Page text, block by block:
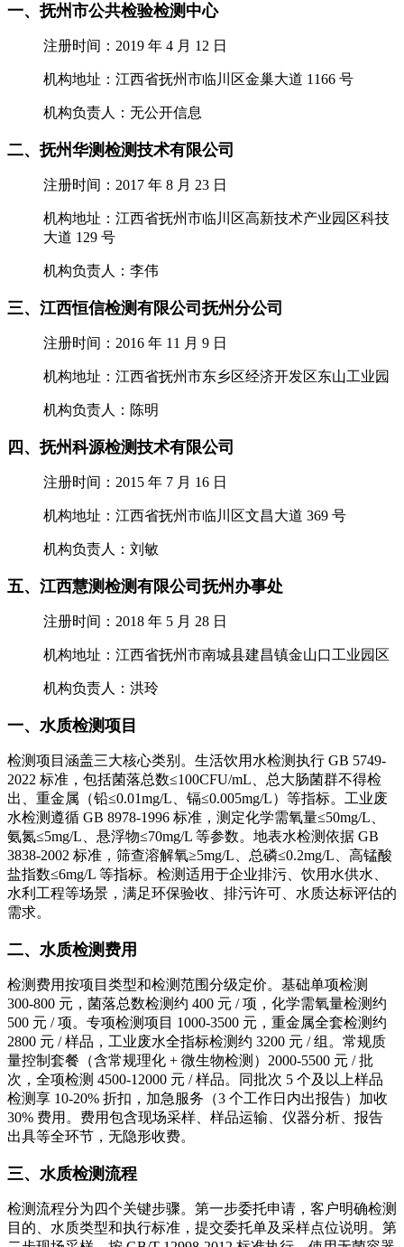
一、抚州市公共检验检测中心
注册时间：2019 年 4 月 12 日
机构地址：江西省抚州市临川区金巢大道 1166 号
机构负责人：无公开信息
二、抚州华测检测技术有限公司
注册时间：2017 年 8 月 23 日
机构地址：江西省抚州市临川区高新技术产业园区科技
大道 129 号
机构负责人：李伟
三、江西恒信检测有限公司抚州分公司
注册时间：2016 年 11 月 9 日
机构地址：江西省抚州市东乡区经济开发区东山工业园
机构负责人：陈明
四、抚州科源检测技术有限公司
注册时间：2015 年 7 月 16 日
机构地址：江西省抚州市临川区文昌大道 369 号
机构负责人：刘敏
五、江西慧测检测有限公司抚州办事处
注册时间：2018 年 5 月 28 日
机构地址：江西省抚州市南城县建昌镇金山口工业园区
机构负责人：洪玲
一、水质检测项目
检测项目涵盖三大核心类别。生活饮用水检测执行 GB 5749-
2022 标准，包括菌落总数≤100CFU/mL、总大肠菌群不得检
出、重金属（铅≤0.01mg/L、镉≤0.005mg/L）等指标。工业废
水检测遵循 GB 8978-1996 标准，测定化学需氧量≤50mg/L、
氨氮≤5mg/L、悬浮物≤70mg/L 等参数。地表水检测依据 GB
3838-2002 标准，筛查溶解氧≥5mg/L、总磷≤0.2mg/L、高锰酸
盐指数≤6mg/L 等指标。检测适用于企业排污、饮用水供水、
水利工程等场景，满足环保验收、排污许可、水质达标评估的
需求。
二、水质检测费用
检测费用按项目类型和检测范围分级定价。基础单项检测
300-800 元，菌落总数检测约 400 元 / 项，化学需氧量检测约
500 元 / 项。专项检测项目 1000-3500 元，重金属全套检测约
2800 元 / 样品，工业废水全指标检测约 3200 元 / 组。常规质
量控制套餐（含常规理化 + 微生物检测）2000-5500 元 / 批
次，全项检测 4500-12000 元 / 样品。同批次 5 个及以上样品
检测享 10-20% 折扣，加急服务（3 个工作日内出报告）加收
30% 费用。费用包含现场采样、样品运输、仪器分析、报告
出具等全环节，无隐形收费。
三、水质检测流程
检测流程分为四个关键步骤。第一步委托申请，客户明确检测
目的、水质类型和执行标准，提交委托单及采样点位说明。第